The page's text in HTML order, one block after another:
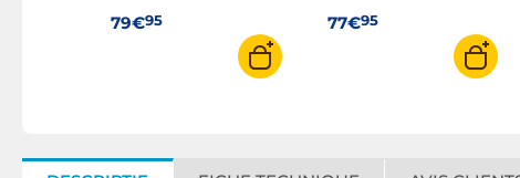
79€95 77€95